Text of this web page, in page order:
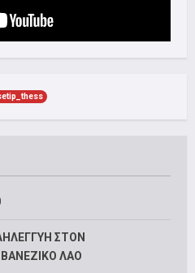
ΣΤΟΝ
ΛΑΟ